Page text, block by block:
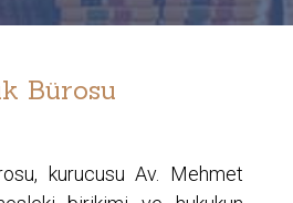
Bürosu
kurucusu Av. Mehmet